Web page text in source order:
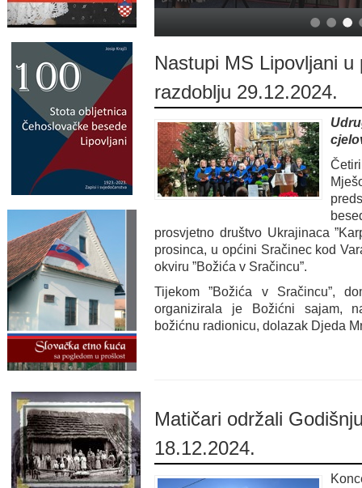
Nastupi MS Lipovljani u
razdoblju 29.12.2024.
prosvjetno društvo Ukrajinaca
prosinca, u općini Sračinec kod
okviru ”Božića v Sračincu”.
Tijekom ”Božića v Sračincu”,
organizirala je Božićni sajam,
božićnu radionicu, dolazak Djeda
Matičari održali
18.12.2024.